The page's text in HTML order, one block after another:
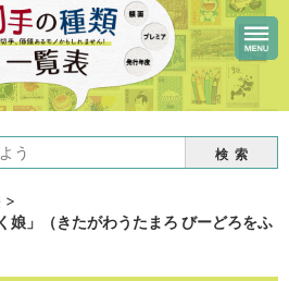
検索
>
娘」（きたがわうたまろ びーどろをふ